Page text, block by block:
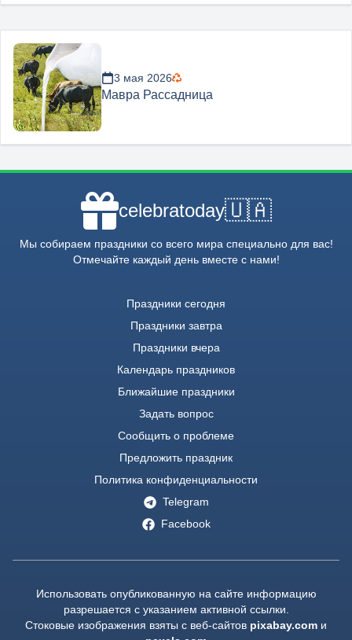
3 мая 2026
Мавра Рассадница
celebratoday🇺🇦
Мы собираем праздники со всего мира специально для вас!
Отмечайте каждый день вместе с нами!
Праздники сегодня
Праздники завтра
Праздники вчера
Календарь праздников
Ближайшие праздники
Задать вопрос
Сообщить о проблеме
Предложить праздник
Политика конфиденциальности
Telegram
Facebook
Использовать опубликованную на сайте информацию
разрешается с указанием активной ссылки.
Стоковые изображения взяты с веб-сайтов pixabay.com и